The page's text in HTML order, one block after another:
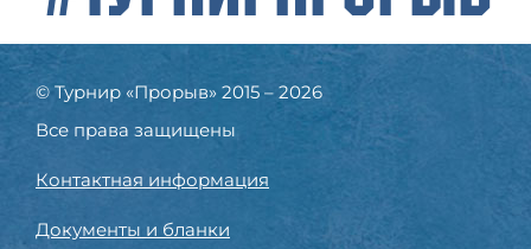
© Турнир «Прорыв» 2015 – 2026
Все права защищены
Контактная информация
Документы и бланки